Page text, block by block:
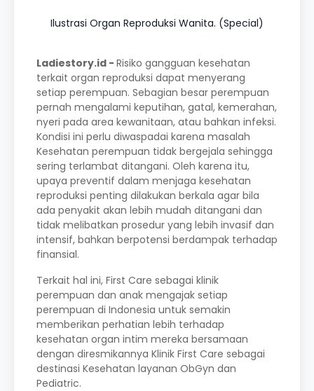
Ilustrasi Organ Reproduksi Wanita. (Special)
Ladiestory.id - Risiko gangguan kesehatan
terkait organ reproduksi dapat menyerang
setiap perempuan. Sebagian besar perempuan
pernah mengalami keputihan, gatal, kemerahan,
nyeri pada area kewanitaan, atau bahkan infeksi.
Kondisi ini perlu diwaspadai karena masalah
Kesehatan perempuan tidak bergejala sehingga
sering terlambat ditangani. Oleh karena itu,
upaya preventif dalam menjaga kesehatan
reproduksi penting dilakukan berkala agar bila
ada penyakit akan lebih mudah ditangani dan
tidak melibatkan prosedur yang lebih invasif dan
intensif, bahkan berpotensi berdampak terhadap
finansial.
Terkait hal ini, First Care sebagai klinik
perempuan dan anak mengajak setiap
perempuan di Indonesia untuk semakin
memberikan perhatian lebih terhadap
kesehatan organ intim mereka bersamaan
dengan diresmikannya Klinik First Care sebagai
destinasi Kesehatan layanan ObGyn dan
Pediatric.